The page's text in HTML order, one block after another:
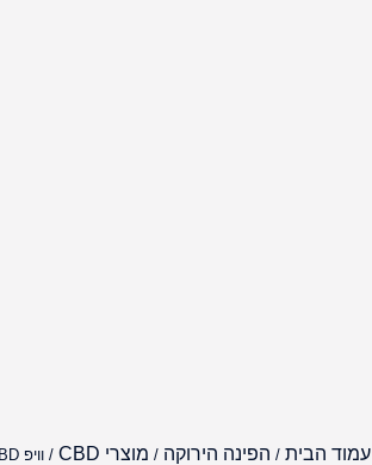
עמוד הבית / הפינה הירוקה / מוצרי CBD / וויפ CBD בטעם אמנזיה הייז